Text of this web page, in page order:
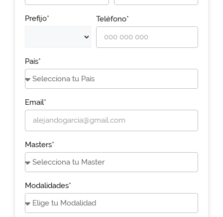
Prefijo* Teléfono*
País*
Email*
Masters*
Modalidades*